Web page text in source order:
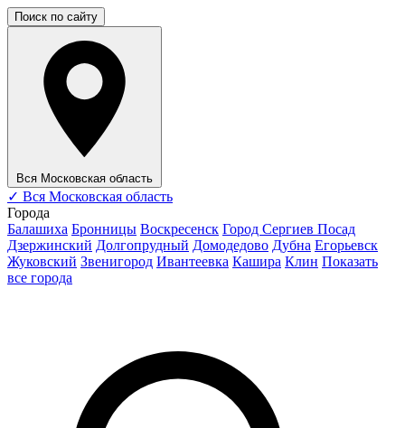
Поиск по сайту
Вся Московская область
✓ Вся Московская область
Города
Балашиха Бронницы Воскресенск Город Сергиев Посад
Дзержинский Долгопрудный Домодедово Дубна Егорьевск
Жуковский Звенигород Ивантеевка Кашира Клин Показать
все города